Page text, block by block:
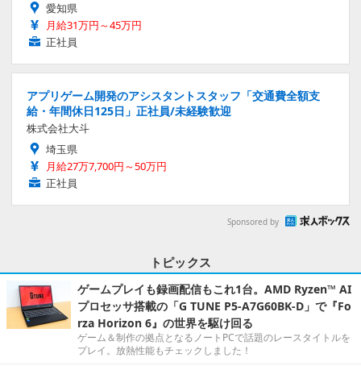
愛知県
月給31万円～45万円
正社員
アプリゲーム開発のアシスタントスタッフ「交通費全額支
給・年間休日125日」正社員/未経験歓迎
株式会社大斗
埼玉県
月給27万7,700円～50万円
正社員
Sponsored by
トピックス
ゲームプレイも録画配信もこれ1台。AMD Ryzen™ AI
プロセッサ搭載の「G TUNE P5-A7G60BK-D」で『Fo
rza Horizon 6』の世界を駆け回る
ゲーム＆制作の拠点となるノートPCで話題のレースタイトルを
プレイ。放熱性能もチェックしました！